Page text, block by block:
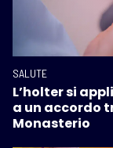
SALUTE
L’holter si
a un accordo
Monasterio